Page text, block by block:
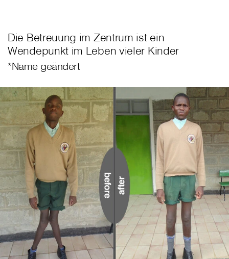
Die Betreuung im Zentrum ist ein
Wendepunkt im Leben vieler Kinder
*Name geändert